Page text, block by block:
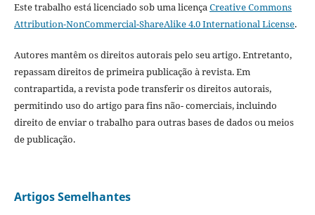
Este trabalho está licenciado sob uma licençaCreative Commons
Attribution-NonCommercial-ShareAlike 4.0 International License.
Autores mantêm os direitos autorais pelo seu artigo. Entretanto,
repassam direitos de primeira publicação à revista. Em
contrapartida, a revista pode transferir os direitos autorais,
permitindo uso do artigo para fins não- comerciais, incluindo
direito de enviar o trabalho para outras bases de dados ou meios
de publicação.
Artigos Semelhantes